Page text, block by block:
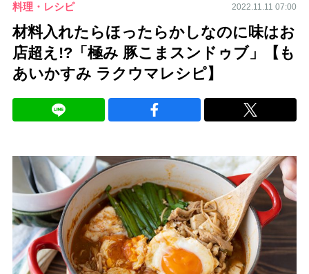
料理・レシピ 2022.11.11 07:00
材料入れたらほったらかしなのに味はお
店超え!?「極み 豚こまスンドゥブ」【も
あいかすみ ラクウマレシピ】